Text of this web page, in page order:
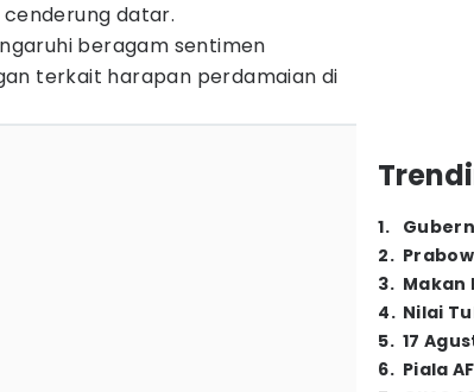
datar.
beragam sentimen
terkait harapan perdamaian di
1.
2.
3. Makan
4. Nilai
5. 17
6. Piala